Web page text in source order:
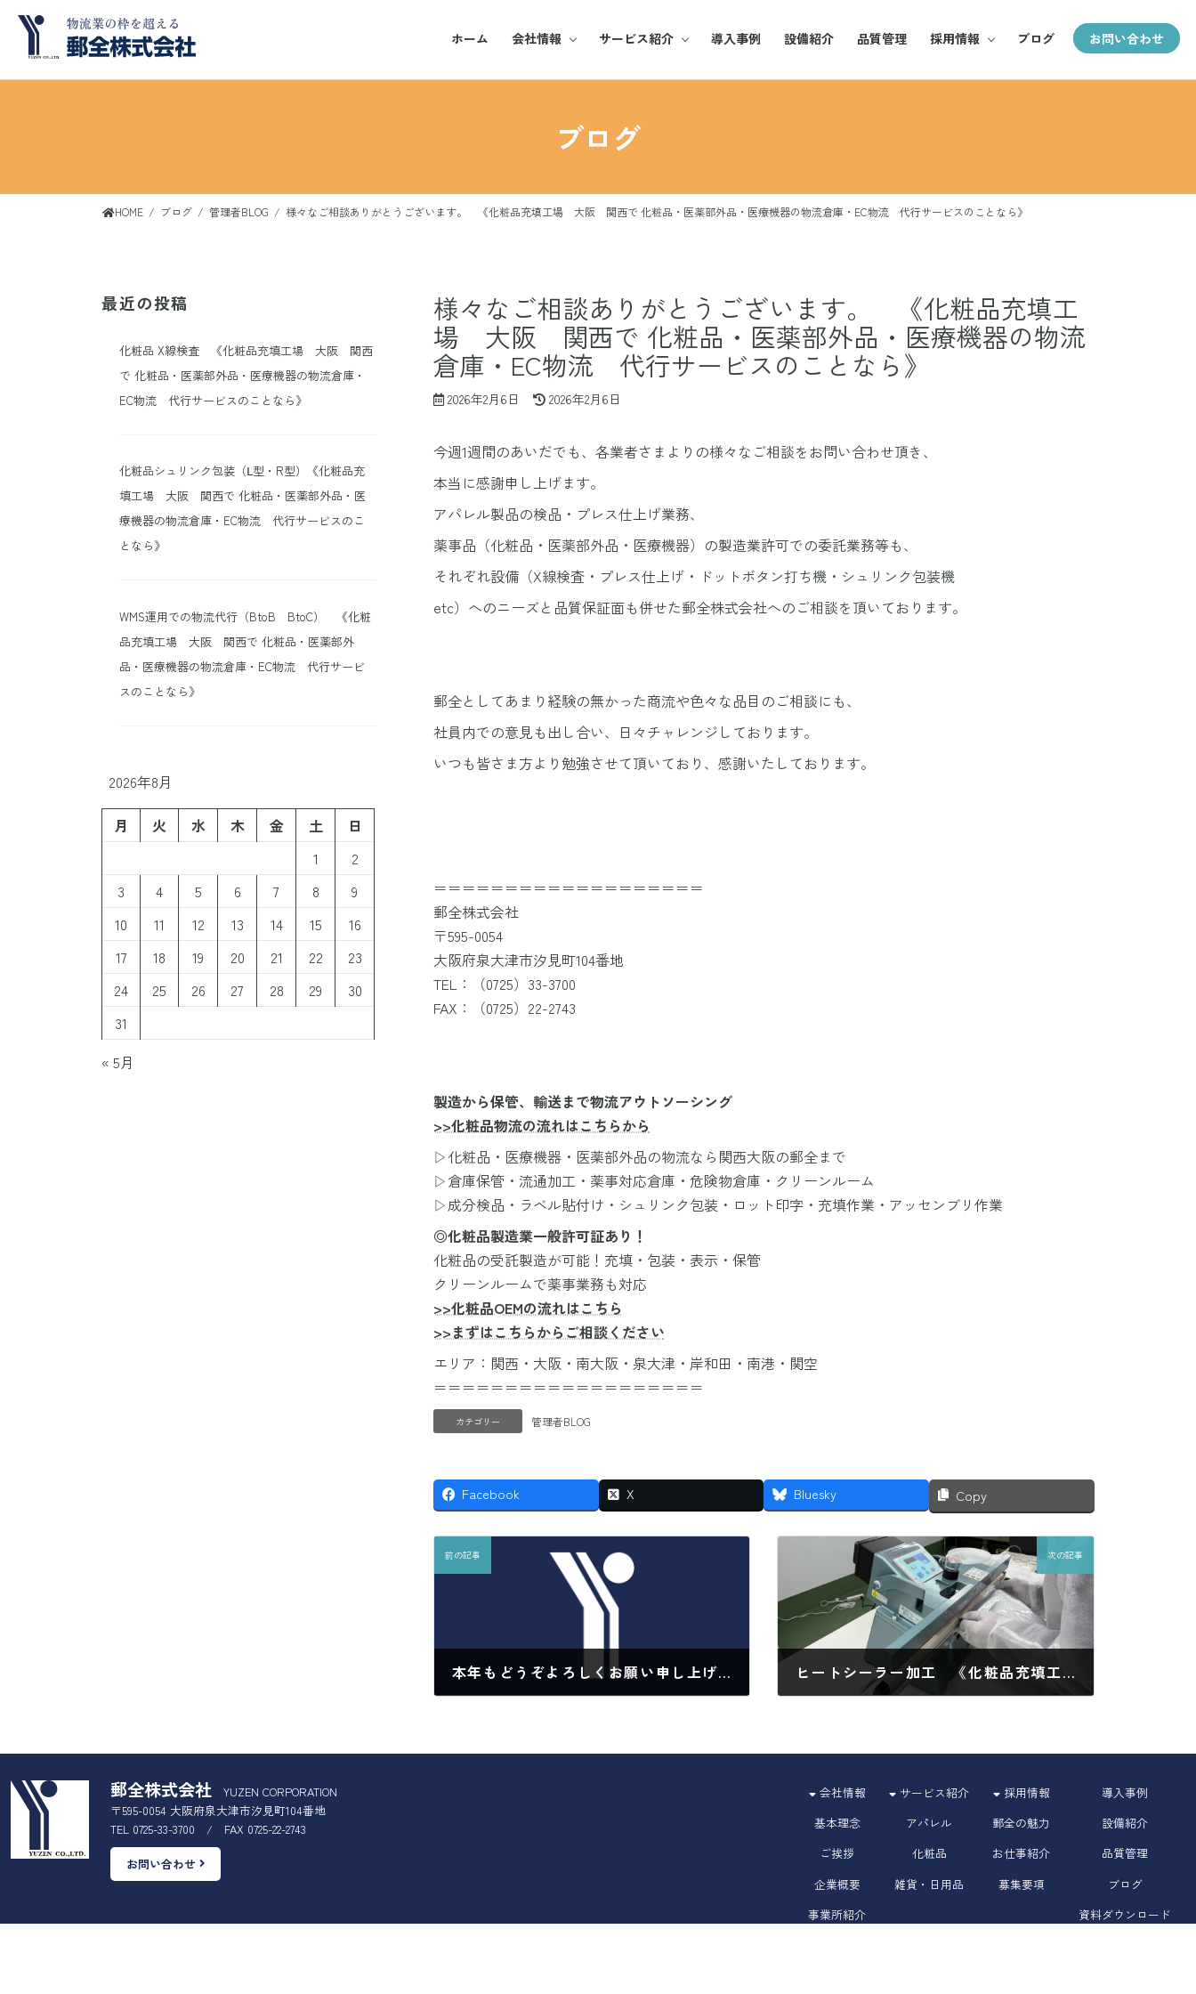
ン
ー
ホーム 会社情報
企業概要
サービス紹介
アパレル
雑貨・日用品
導入事例 設備紹介 品質管理 採用情報
お仕事紹介
ブログ お問い合わせ
ブログ
HOME ブログ 管理者BLOG 様々なご相談ありがとうございます。 《化粧品充填工場 大阪 関西で 化粧品・医薬部外品・医療機器の物流倉庫・EC物流 代行サービスのことなら》
様々なご相談ありがとうございます。 《化粧品充填工
場 大阪 関西で 化粧品・医薬部外品・医療機器の物流
倉庫・EC物流 代行サービスのことなら》
2026年2月6日
最
更
新
時
:
2026年2月6日
今週1週間のあいだでも、各業者さまよりの様々なご相談をお問い合わせ頂き、
本当に感謝申し上げます。
アパレル製品の検品・プレス仕上げ業務、
薬事品（化粧品・医薬部外品・医療機器）の製造業許可での委託業務等も、
それぞれ設備（X線検査・プレス仕上げ・ドットボタン打ち機・シュリンク包装機
etc）へのニーズと品質保証面も併せた郵全株式会社へのご相談を頂いております。
郵全としてあまり経験の無かった商流や色々な品目のご相談にも、
社員内での意見も出し合い、日々チャレンジしております。
いつも皆さま方より勉強させて頂いており、感謝いたしております。
＝＝＝＝＝＝＝＝＝＝＝＝＝＝＝＝＝＝＝
郵全株式会社
〒595-0054
大阪府泉大津市汐見町104番地
TEL：（0725）33-3700
FAX：（0725）22-2743
製造から保管、輸送まで物流アウトソーシング
>>化粧品物流の流れはこちらから
▷化粧品・医療機器・医薬部外品の物流なら関西大阪の郵全まで
▷倉庫保管・流通加工・薬事対応倉庫・危険物倉庫・クリーンルーム
▷成分検品・ラベル貼付け・シュリンク包装・ロット印字・充填作業・アッセンブリ作業
◎化粧品製造業一般許可証あり！
化粧品の受託製造が可能！充填・包装・表示・保管
クリーンルームで薬事業務も対応
>>化粧品OEMの流れはこちら
>>まずはこちらからご相談ください
エリア：関西・大阪・南大阪・泉大津・岸和田・南港・関空
＝＝＝＝＝＝＝＝＝＝＝＝＝＝＝＝＝＝＝
カテゴリー 管理者BLOG
Facebook X Bluesky Copy
前の記事
本年もどうぞよろしくお願い申し上げます。 《化粧品充填工場 大阪 関西で 化粧品・医薬部外品・医療機器の物流倉庫・EC物流 代行サービスのことなら》
次の記事
ヒートシーラー加工 《化粧品充填工場 大阪 関西で 化粧品・医薬部外品・医療機器の物流倉庫・EC物流 代行サービスのことなら》
最近の投稿
化粧品 X線検査 《化粧品充填工場 大阪 関西
で 化粧品・医薬部外品・医療機器の物流倉庫・
EC物流 代行サービスのことなら》
化粧品シュリンク包装（Ⅼ型・R型）《化粧品充
填工場 大阪 関西で 化粧品・医薬部外品・医
療機器の物流倉庫・EC物流 代行サービスのこ
となら》
WMS運用での物流代行（BtoB BtoC） 《化粧
品充填工場 大阪 関西で 化粧品・医薬部外
品・医療機器の物流倉庫・EC物流 代行サービ
スのことなら》
2026年8月
月 火 水 木 金 土
日
1
2
3
4 5 6 7 8
9
10
11 12 13 14 15
16
17
18 19 20 21 22
23
24
25 26 27 28 29
30
31
« 5月
郵全株式会社 YUZEN CORPORATION
〒595-0054 大阪府泉大津市汐見町104番地
TEL 0725-33-3700 / FAX 0725-22-2743
お問い合わせ
会社情報
基本理念
ご挨拶
企業概要
事業所紹介
サービス紹介
アパレル
化粧品
雑貨・日用品
採用情報
郵全の魅力
お仕事紹介
募集要項
導入事例
設備紹介
品質管理
ブログ
資料ダウンロード